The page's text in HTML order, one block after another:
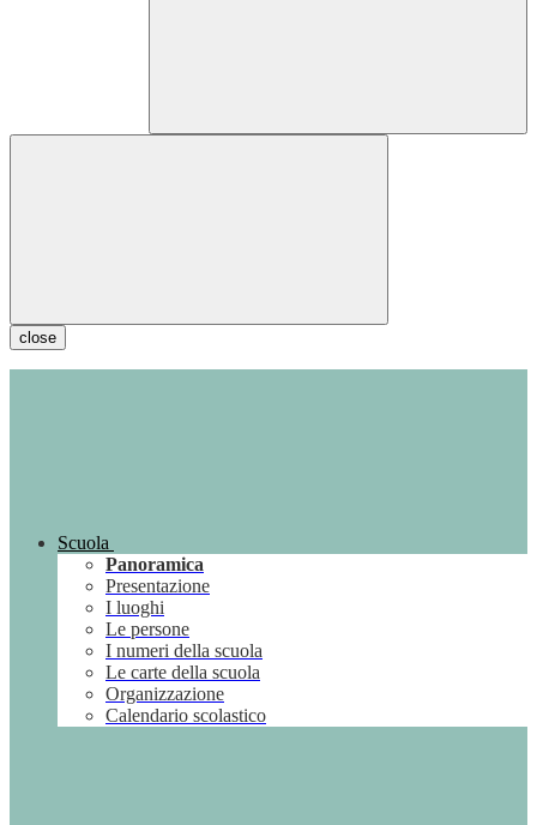
close
Scuola
Panoramica
Presentazione
I luoghi
Le persone
I numeri della scuola
Le carte della scuola
Organizzazione
Calendario scolastico